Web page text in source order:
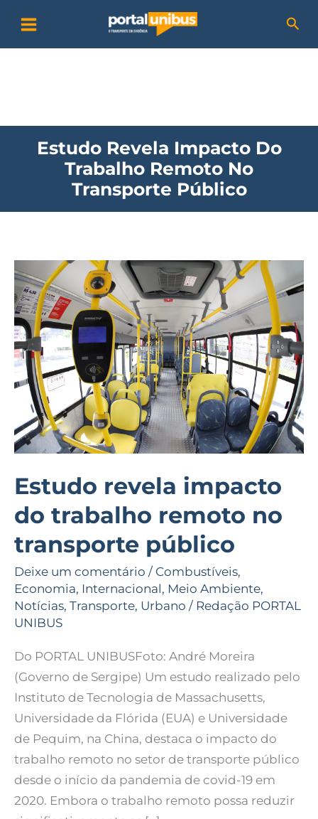
para
o
Estudo Revela Impacto Do
Trabalho Remoto No
Transporte Público
Estudo revela impacto
do trabalho remoto no
transporte público
Deixe um comentário / Combustíveis,
Economia, Internacional, Meio Ambiente,
Notícias, Transporte, Urbano / Redação PORTAL
UNIBUS
Do PORTAL UNIBUSFoto: André Moreira
(Governo de Sergipe) Um estudo realizado pelo
Instituto de Tecnologia de Massachusetts,
Universidade da Flórida (EUA) e Universidade
de Pequim, na China, destaca o impacto do
trabalho remoto no setor de transporte público
desde o início da pandemia de covid-19 em
2020. Embora o trabalho remoto possa reduzir
Estudo
revela
impacto
do
trabalho
remoto
no
transporte
público